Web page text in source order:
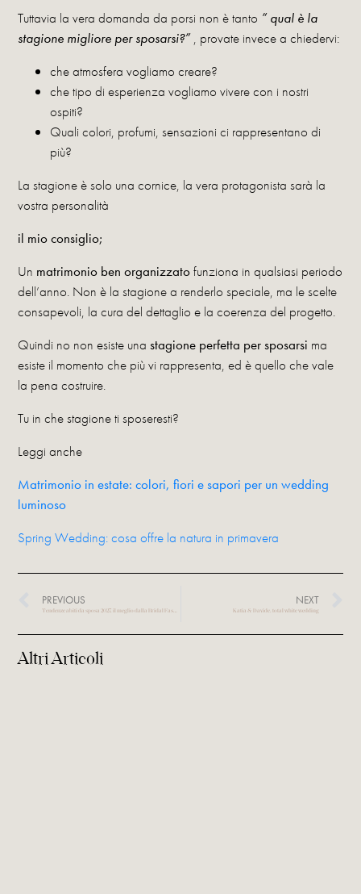
Tuttavia la vera domanda da porsi non è tanto ”qual è la
stagione migliore per sposarsi?”, provate invece a chiedervi:
che atmosfera vogliamo creare?
che tipo di esperienza vogliamo vivere con i nostri
ospiti?
Quali colori, profumi, sensazioni ci rappresentano di
più?
La stagione è solo una cornice, la vera protagonista sarà la
vostra personalità
il mio consiglio;
Un matrimonio ben organizzatofunziona in qualsiasi periodo
dell’anno. Non è la stagione a renderlo speciale, ma le scelte
consapevoli, la cura del dettaglio e la coerenza del progetto.
Quindi no non esiste unastagione perfetta per sposarsi ma
esiste il momento che più vi rappresenta, ed è quello che vale
la pena costruire.
Tu in che stagione ti sposeresti?
Leggi anche
Matrimonio in estate: colori, fiori e sapori per un wedding
luminoso
Spring Wedding: cosa offre la natura in primavera
PREVIOUS
Tendenze abiti da sposa 2027, il meglio dalla Bridal Fashion week di Barcellona
NEXT
Katia & Davide, total white wedding
Altri Articoli